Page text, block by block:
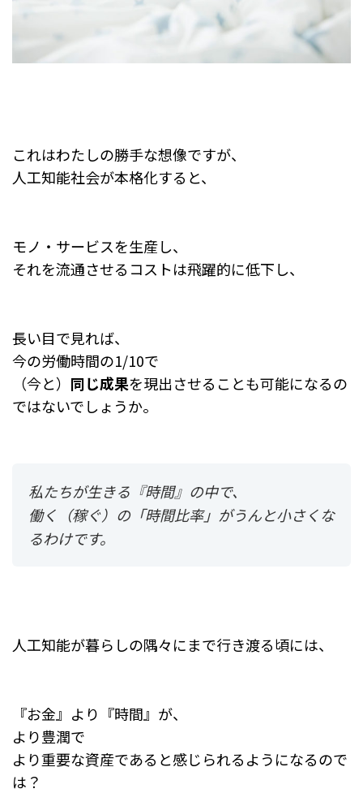
これはわたしの勝手な想像ですが、
人工知能社会が本格化すると、
モノ・サービスを生産し、
それを流通させるコストは飛躍的に低下し、
長い目で見れば、
今の労働時間の1/10で
（今と） 同じ成果を現出させることも可能になるの
ではないでしょうか。
私たちが生きる『時間』の中で、
働く（稼ぐ）の「時間比率」がうんと小さくな
るわけです。
人工知能が暮らしの隅々にまで行き渡る頃には、
『お金』より『時間』が、
より豊潤で
より重要な資産であると感じられるようになるので
は？